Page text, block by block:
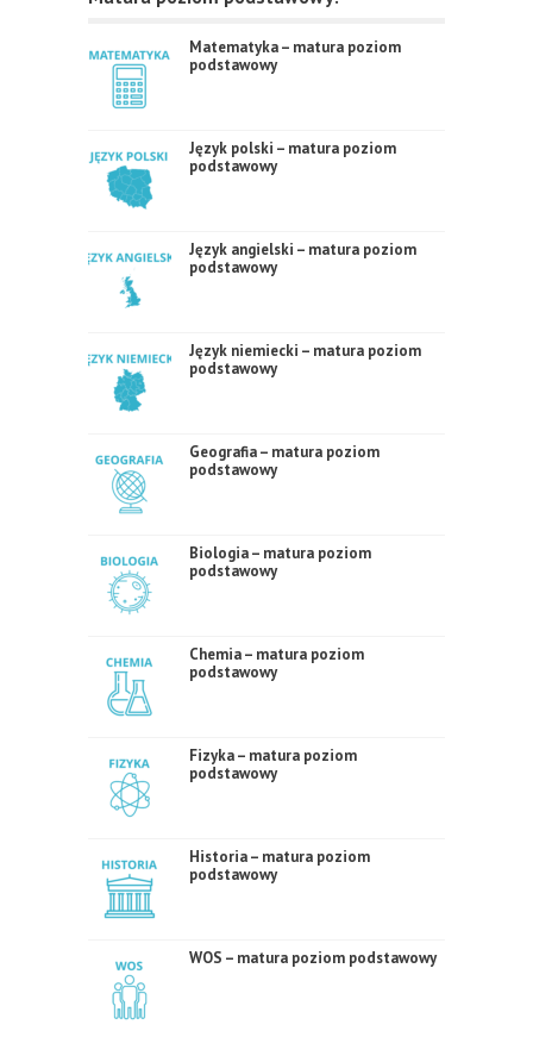
Matematyka – matura poziom
podstawowy
Język polski – matura poziom
podstawowy
Język angielski – matura poziom
podstawowy
Język niemiecki – matura poziom
podstawowy
Geografia – matura poziom
podstawowy
Biologia – matura poziom
podstawowy
Chemia – matura poziom
podstawowy
Fizyka – matura poziom
podstawowy
Historia – matura poziom
podstawowy
WOS – matura poziom podstawowy